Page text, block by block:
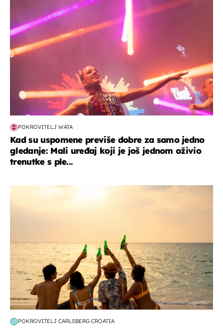
POKROVITELJ WATA
Kad su uspomene previše dobre za samo jedno
gledanje: Mali uređaj koji je još jednom oživio
trenutke s ple...
POKROVITELJ CARLSBERG CROATIA